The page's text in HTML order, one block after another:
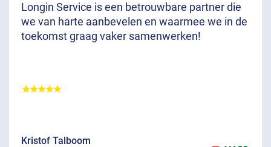
Longin Service is een betrouwbare partner die
we van harte aanbevelen en waarmee we in de
toekomst graag vaker samenwerken!
Kristof Talboom